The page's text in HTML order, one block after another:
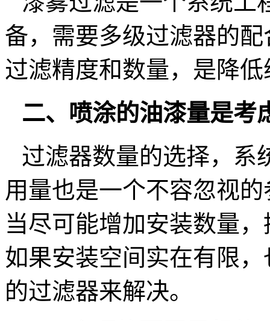
备，需要多级过滤器的
过滤精度和数量，是降
二、喷涂的油漆量是考
过滤器数量的选择，系
用量也是一个不容忽视
当尽可能增加安装数量
如果安装空间实在有限
的过滤器来解决。